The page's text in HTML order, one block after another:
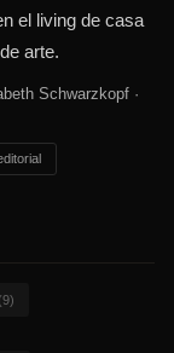
el living de casa
arte.
Schwarzkopf ·
(9)